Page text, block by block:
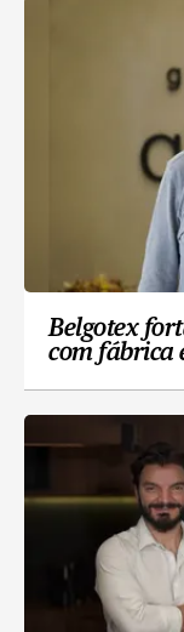
Belgotex
com fábrica